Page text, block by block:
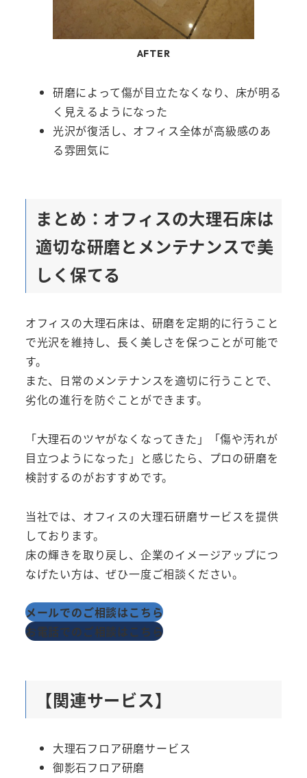
AFTER
研磨によって傷が目立たなくなり、床が明る
く見えるようになった
光沢が復活し、オフィス全体が高級感のあ
る雰囲気に
まとめ：オフィスの大理石床は
適切な研磨とメンテナンスで美
しく保てる
オフィスの大理石床は、研磨を定期的に行うこと
で光沢を維持し、長く美しさを保つことが可能で
す。
また、日常のメンテナンスを適切に行うことで、
劣化の進行を防ぐことができます。
「大理石のツヤがなくなってきた」「傷や汚れが
目立つようになった」と感じたら、プロの研磨を
検討するのがおすすめです。
当社では、オフィスの大理石研磨サービスを提供
しております。
床の輝きを取り戻し、企業のイメージアップにつ
なげたい方は、ぜひ一度ご相談ください。
メールでのご相談はこちら
お電話でのご相談はこちら
【関連サービス】
大理石フロア研磨サービス
御影石フロア研磨